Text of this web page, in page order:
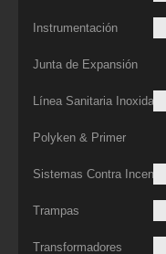
Instrumentación
Junta de Expansión
Línea Sanitaria Inoxidable
Polyken & Primer
Sistemas Contra
Trampas
Transformadores